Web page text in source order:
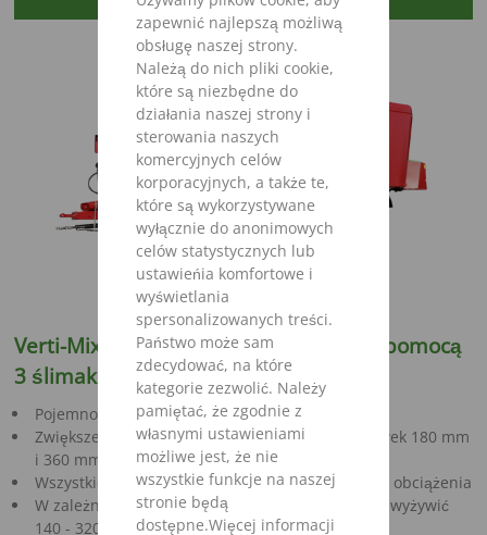
zapewnić najlepszą możliwą
obsługę naszej strony.
Należą do nich pliki cookie,
które są niezbędne do
działania naszej strony i
sterowania naszych
komercyjnych celów
korporacyjnych, a także te,
które są wykorzystywane
wyłącznie do anonimowych
celów statystycznych lub
ustawieńia komfortowe i
wyświetlania
spersonalizowanych treści.
Państwo może sam
zdecydować, na które
kategorie zezwolić. Należy
pamiętać, że zgodnie z
własnymi ustawieniami
możliwe jest, że nie
wszystkie funkcje na naszej
stronie będą
dostępne.Więcej informacji
Verti-Mix Triple - Lepsze mieszanie za pomocą
3 ślimaków IMS
Pojemność 28,5 m³ - 45,0 m³
Zwiększenie pojemnośći poprzez użycie nadstawek 180 mm
i 360 mm
Wszystkie komponenty są odporne na najcięższe obciążenia
W zależności do wypełnienia mieszalnika można wyżywić
140 - 320 krów